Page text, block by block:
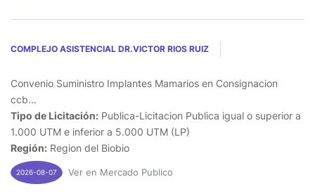
COMPLEJO ASISTENCIAL DR.VICTOR RIOS RUIZ
Convenio Suministro Implantes Mamarios en Consignacion
ccb...
Tipo de Licitación: Publica-Licitacion Publica igual o superior a
1.000 UTM e inferior a 5.000 UTM (LP)
Región: Region del Biobio
2026-08-07 Ver en Mercado Publico